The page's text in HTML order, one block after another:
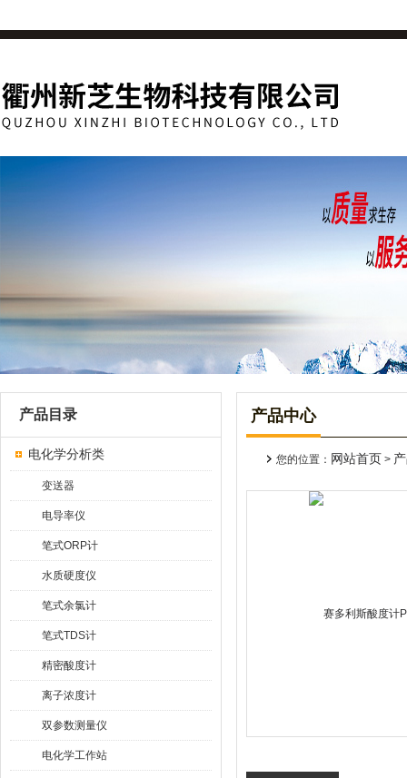
产品目录
电化学分析类
变送器
电导率仪
笔式ORP计
水质硬度仪
笔式余氯计
笔式TDS计
精密酸度计
离子浓度计
双参数测量仪
电化学工作站
产品中心
您的位置： 网站首页 >